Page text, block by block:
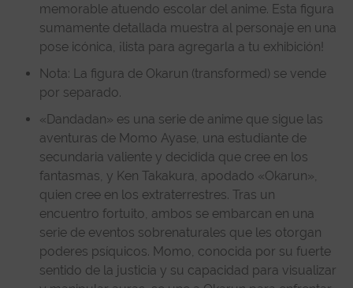
memorable atuendo escolar del anime. Esta figura
sumamente detallada muestra al personaje en una
pose icónica, ¡lista para agregarla a tu exhibición!
Nota: La figura de Okarun (transformed) se vende
por separado.
«Dandadan» es una serie de anime que sigue las
aventuras de Momo Ayase, una estudiante de
secundaria valiente y decidida que cree en los
fantasmas, y Ken Takakura, apodado «Okarun»,
quien cree en los extraterrestres. Tras un
encuentro fortuito, ambos se embarcan en una
serie de eventos sobrenaturales que les otorgan
poderes psíquicos. Momo, conocida por su fuerte
sentido de la justicia y su capacidad para visualizar